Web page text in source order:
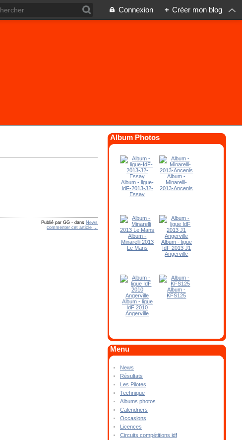
Connexion + Créer mon blog
Publié par GG - dans News
commenter cet article
Album Photos
Album - ligue-
IdF-2013-J2-
Essay
Album -
Minarelli-
2013-Ancenis
Album -
Minarelli 2013
Le Mans
Album - ligue
IdF 2013 J1
Angerville
Album - ligue
IdF 2010
Angerville
Album -
KFS125
Menu
News
Résultats
Les Pilotes
Technique
Albums photos
Calendriers
Occasions
Licences
Circuits compétitions idf